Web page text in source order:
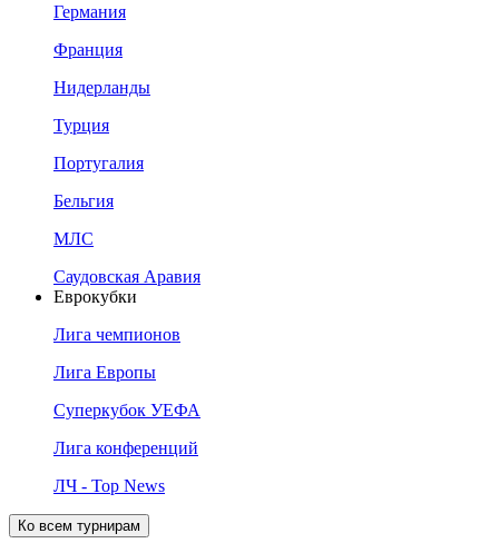
Германия
Франция
Нидерланды
Турция
Португалия
Бельгия
МЛС
Саудовская Аравия
Еврокубки
Лига чемпионов
Лига Европы
Суперкубок УЕФА
Лига конференций
ЛЧ - Top News
Ко всем турнирам